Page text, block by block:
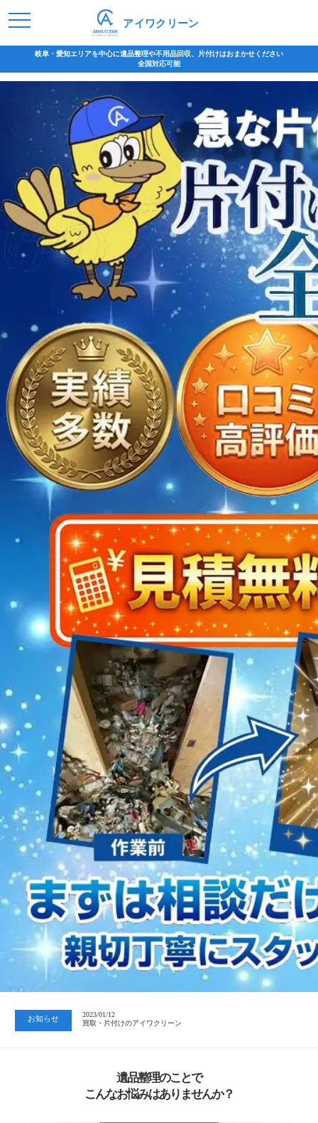
アイワクリーン
お知らせ
2023/01/12
買取・片付けのアイワクリーン
2023/07/24
中日新聞 岐阜版「空き家対策SOS」コーナーに掲載いただきまし…
2023/01/12
買取・片付けのアイワクリーン
遺品整理のことで
こんなお悩みはありませんか？